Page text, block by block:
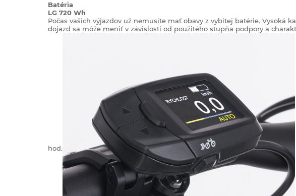
Batéria
LG 720 Wh
Počas vašich výjazdov už nemusíte mať obavy z vybitej batérie. Vysoká
dojazd sa môže meniť v závislosti od použitého stupňa podpory a
hod.